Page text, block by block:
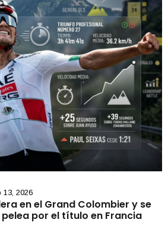
13, 2026
en el Grand Colombier y se
por el título en Francia